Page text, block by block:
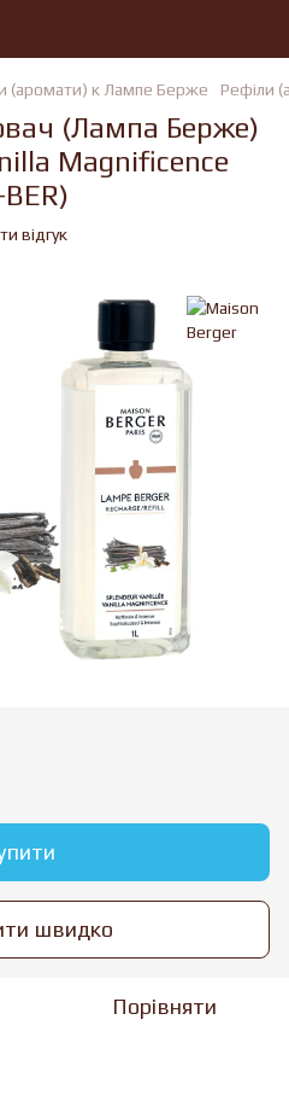
(аромати) к Лампе Берже Рефіли
(Лампа Берже)
Magnificence
відгук
швидко
Порівняти